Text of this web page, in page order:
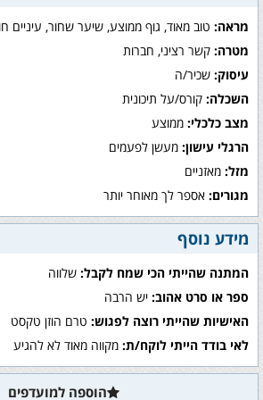
מראה: טוב מאוד, גוף ממוצע, שיער שחור, עיניים
מטרה: קשר רציני, חברות
עיסוק: שכיר/ה
השכלה: קורס/על תיכונית
מצב כלכלי: ממוצע
הרגלי עישון: מעשן לפעמים
מזל: מאזניים
מגורים: אספר לך מאוחר יותר
מידע נוסף
המתנה שהייתי הכי שמח לקבל: שלווה
ספר או סרט אהוב: יש הרבה
האישיות שהייתי רוצה לפגוש: טרם הוזן טקסט
לאי בודד הייתי לוקח/ת: מקווה מאוד לא להגיע
הוספה למועדפים